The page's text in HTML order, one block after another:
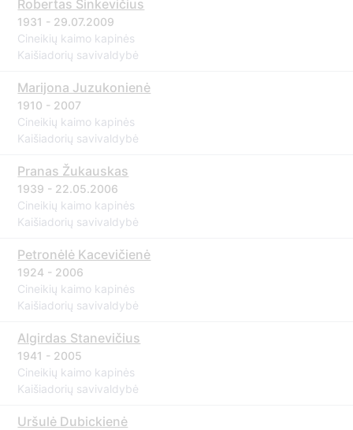
Robertas Sinkevičius
1931 - 29.07.2009
Cineikių kaimo kapinės
Kaišiadorių savivaldybė
Marijona Juzukonienė
1910 - 2007
Cineikių kaimo kapinės
Kaišiadorių savivaldybė
Pranas Žukauskas
1939 - 22.05.2006
Cineikių kaimo kapinės
Kaišiadorių savivaldybė
Petronėlė Kacevičienė
1924 - 2006
Cineikių kaimo kapinės
Kaišiadorių savivaldybė
Algirdas Stanevičius
1941 - 2005
Cineikių kaimo kapinės
Kaišiadorių savivaldybė
Uršulė Dubickienė